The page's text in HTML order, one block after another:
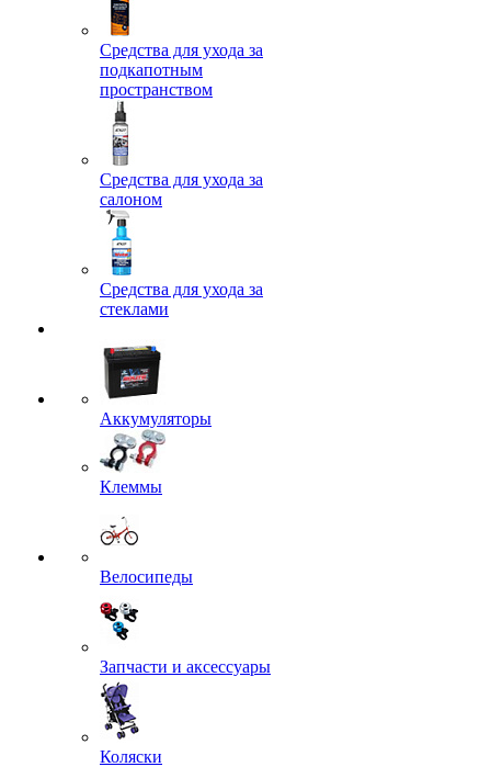
Средства для ухода за
подкапотным
пространством
Средства для ухода за
салоном
Средства для ухода за
стеклами
Аккумуляторы
Клеммы
Велосипеды
Запчасти и аксессуары
Коляски